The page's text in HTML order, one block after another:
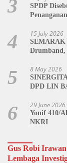
3
SPDP
4 15 July 2026
SEMARAK
Drumband,
5 8 May 2026
DPD LIN
6 29 June 2026
Yonif 410/
NKRI
Gus Robi
Lembaga